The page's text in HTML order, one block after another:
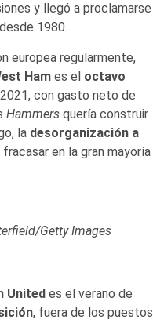
y llegó a proclamarse
1980.
europea regularmente,
Ham es el octavo
con gasto neto de
Hammersquería construir
la desorganización a
en la gran mayoría
Getty Images
Unitedes el verano de
, fuera de los puestos